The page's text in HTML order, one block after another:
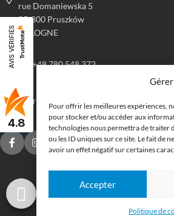
Pour offrir les meilleures expériences,
pour stocker et/ou accéder aux
technologies nous permettra de traiter
ou les ID uniques sur ce site. Le fait de
avoir un effet négatif sur certaines
Accepter
Politique de
rue Domaniewska 5
05-800 Pruszków
POLOGNE
tel: +48 780 548 372
imprimerie@supraprint24.fr
AVIS VÉRIFIÉS
4.8